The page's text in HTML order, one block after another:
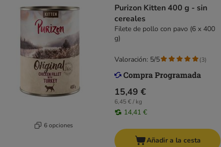
6 opciones
Purizon Kitten 400 g - sin
cereales
Filete de pollo con pavo (6 x 400
g)
15,49 €
6,45 € / kg
14,41 €
Valoración: 5/5 (3)
Añadir a la cesta